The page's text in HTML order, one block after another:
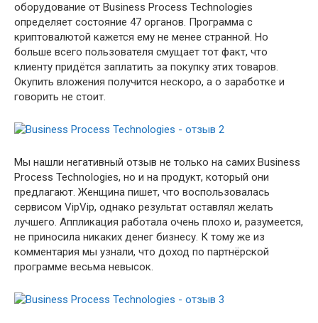
оборудование от Business Process Technologies
определяет состояние 47 органов. Программа с
криптовалютой кажется ему не менее странной. Но
больше всего пользователя смущает тот факт, что
клиенту придётся заплатить за покупку этих товаров.
Окупить вложения получится нескоро, а о заработке и
говорить не стоит.
Мы нашли негативный отзыв не только на самих Business
Process Technologies, но и на продукт, который они
предлагают. Женщина пишет, что воспользовалась
сервисом VipVip, однако результат оставлял желать
лучшего. Аппликация работала очень плохо и, разумеется,
не приносила никаких денег бизнесу. К тому же из
комментария мы узнали, что доход по партнёрской
программе весьма невысок.